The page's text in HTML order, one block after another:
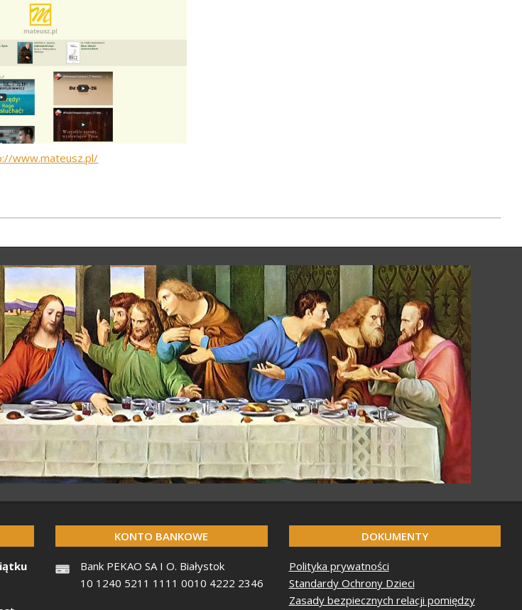
www.mateusz.pl/
KONTO BANKOWE
Bank PEKAO SA I O. Białystok
10 1240 5211 1111 0010 4222 2346
DOKUMENTY
Polityka prywatności
Standardy Ochrony Dzieci
Zasady bezpiecznych relacji pomiędzy